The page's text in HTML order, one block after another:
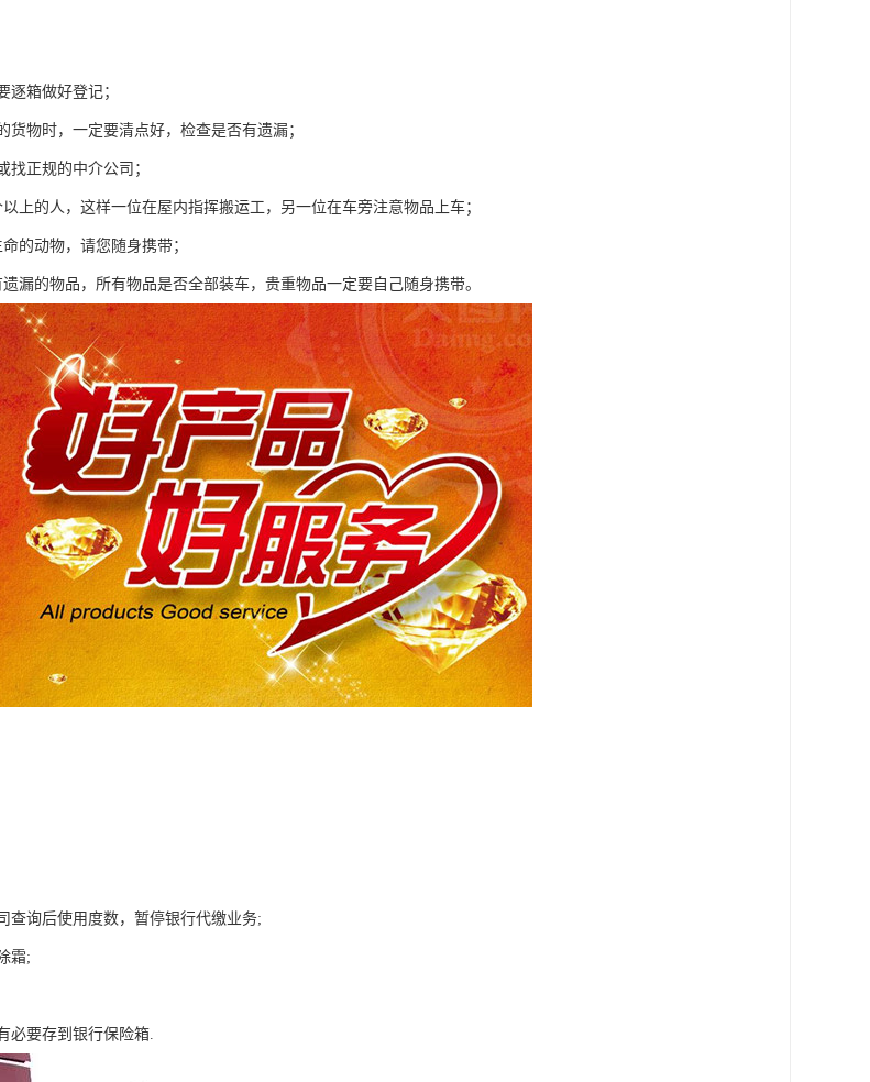
逐箱做好登记；
物时，一定要清点好，检查是否有遗漏；
找正规的中介公司；
上的人，这样一位在屋内指挥搬运工，另一位在车旁注意物品上车；
的动物，请您随身携带；
漏的物品，所有物品是否全部装车，贵重物品一定要自己随身携带。
查询后使用度数，暂停银行代缴业务;
霜;
必要存到银行保险箱.